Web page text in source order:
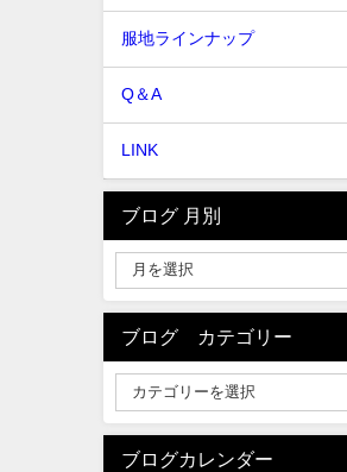
服地ラインナップ
Q＆A
LINK
ブログ 月別
ブログ カテゴリー
ブログカレンダー